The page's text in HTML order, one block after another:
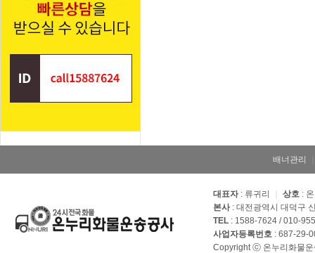
배너관리
대표자: 류귀리 상호 :
본사: 대전광역시 대덕구
TEL : 1588-7624 / 010-
사업자등록번호 : 687-29-
Copyright ⓒ 온누리화물